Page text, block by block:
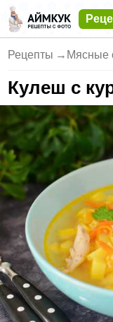
Рецепты → Мясные
Кулеш с